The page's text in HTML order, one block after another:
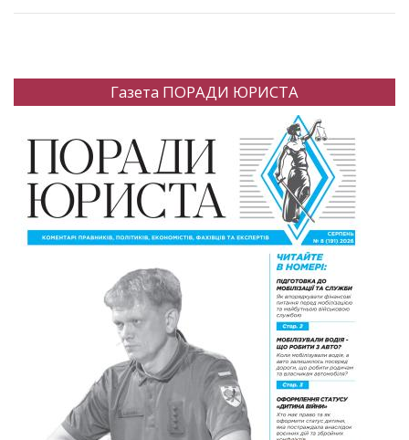
Газета ПОРАДИ ЮРИСТА